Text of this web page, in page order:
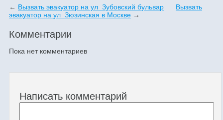
← Вызвать эвакуатор на ул Зубовский бульвар
Вызвать
эвакуатор на ул Зюзинская в Москве →
Комментарии
Пока нет комментариев
Написать комментарий